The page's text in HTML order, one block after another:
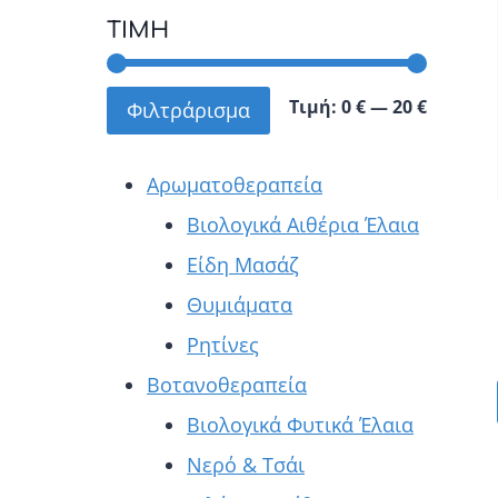
ΤΙΜΉ
Ελάχιστη
Μέγιστη
Φιλτράρισμα Τιμή: 0 €—20 €
Αρωματοθεραπεία
Βιολογικά Αιθέρια Έλαια
Είδη Μασάζ
Θυμιάματα
Ρητίνες
Βοτανοθεραπεία
Βιολογικά Φυτικά Έλαια
Νερό & Τσάι